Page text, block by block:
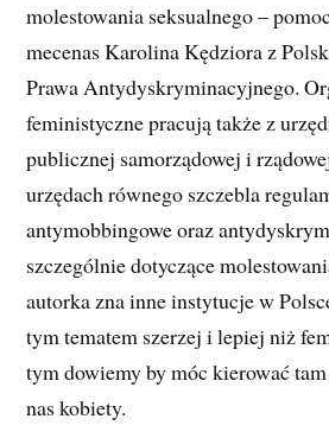
molestowania seksualnego –
mecenas Karolina Kędziora z
Prawa Antydyskryminacyjnego.
feministyczne pracują także z
publicznej samorządowej i
urzędach równego szczebla
antymobbingowe oraz
szczególnie dotyczące
autorka zna inne instytucje w
tym tematem szerzej i lepiej niż
tym dowiemy by móc kierować tam
nas kobiety.